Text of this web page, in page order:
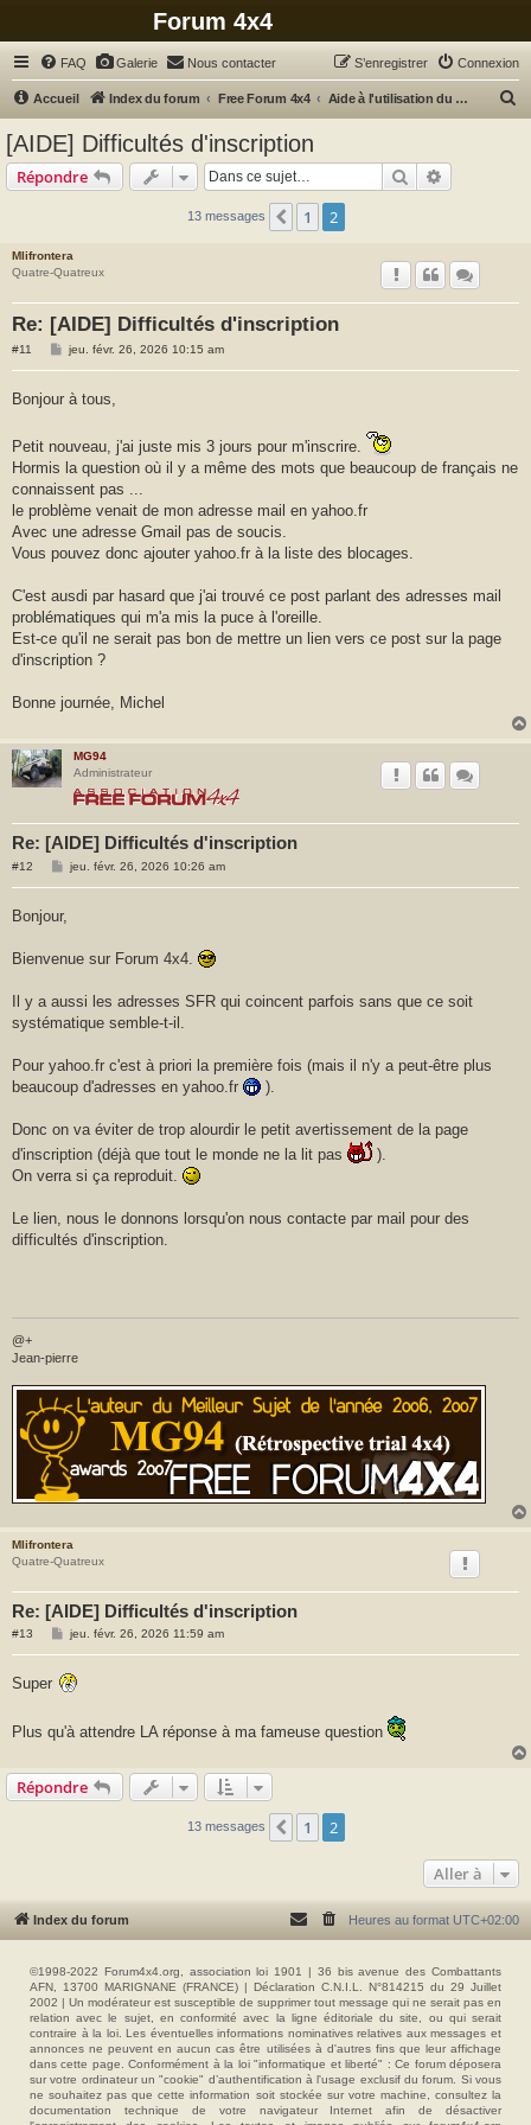
Forum 4x4
FAQ Galerie Nous contacter Connexion
S’enregistrer
Accueil Index du forum Free Forum 4x4 Aide à l'utilisation du forum (inscription, messages, photos, petites annonces...)
[AIDE] Difficultés d'inscription
Répondre Rechercher
13 messages Précédente
1 2
Mlifrontera
Quatre-Quatreux
Re: [AIDE] Difficultés d'inscription
#11
M
a
jeu. févr. 26, 2026 10:15 am
Bonjour à tous,
Petit nouveau, j'ai juste mis 3 jours pour m'inscrire.
Hormis la question où il y a même des mots que beaucoup de français ne
connaissent pas ...
le problème venait de mon adresse mail en yahoo.fr
Avec une adresse Gmail pas de soucis.
Vous pouvez donc ajouter yahoo.fr à la liste des blocages.
C'est ausdi par hasard que j'ai trouvé ce post parlant des adresses mail
problématiques qui m'a mis la puce à l'oreille.
Est-ce qu'il ne serait pas bon de mettre un lien vers ce post sur la page
d'inscription ?
Bonne journée, Michel
MG94
Administrateur
Re: [AIDE] Difficultés d'inscription
#12
M
a
jeu. févr. 26, 2026 10:26 am
Bonjour,
Bienvenue sur Forum 4x4.
Il y a aussi les adresses SFR qui coincent parfois sans que ce soit
systématique semble-t-il.
Pour yahoo.fr c'est à priori la première fois (mais il n'y a peut-être plus
beaucoup d'adresses en yahoo.fr
).
Donc on va éviter de trop alourdir le petit avertissement de la page
d'inscription (déjà que tout le monde ne la lit pas
).
On verra si ça reproduit.
Le lien, nous le donnons lorsqu'on nous contacte par mail pour des
difficultés d'inscription.
@+
Jean-pierre
Mlifrontera
Quatre-Quatreux
Re: [AIDE] Difficultés d'inscription
#13
M
s
a
jeu. févr. 26, 2026 11:59 am
Super
Plus qu'à attendre LA réponse à ma fameuse question
Répondre
13 messages Précédente
1 2
Aller à
Index du forum Heures au format UTC+02:00
©1998-2022 Forum4x4.org, association loi 1901 | 36 bis avenue des Combattants
AFN, 13700 MARIGNANE (FRANCE) | Déclaration C.N.I.L. N°814215 du 29 Juillet
2002 | Un modérateur est susceptible de supprimer tout message qui ne serait pas en
relation avec le sujet, en conformité avec la ligne éditoriale du site, ou qui serait
contraire à la loi. Les éventuelles informations nominatives relatives aux messages et
annonces ne peuvent en aucun cas être utilisées à d'autres fins que leur affichage
dans cette page. Conformément à la loi "informatique et liberté" : Ce forum déposera
sur votre ordinateur un "cookie" d’authentification à l'usage exclusif du forum. Si vous
ne souhaitez pas que cette information soit stockée sur votre machine, consultez la
documentation technique de votre navigateur Internet afin de désactiver